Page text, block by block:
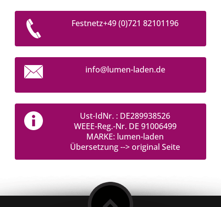
Festnetz+49 (0)721 82101196
info@lumen-laden.de
Ust-IdNr. : DE289938526
WEEE-Reg.-Nr. DE 91006499
MARKE: lumen-laden
Übersetzung --> original Seite